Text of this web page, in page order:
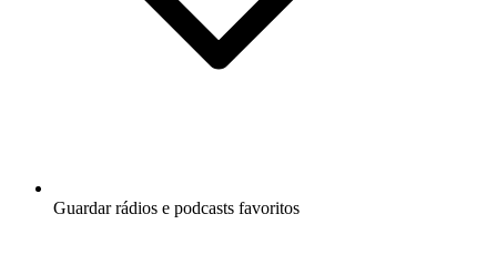
Guardar rádios e podcasts favoritos